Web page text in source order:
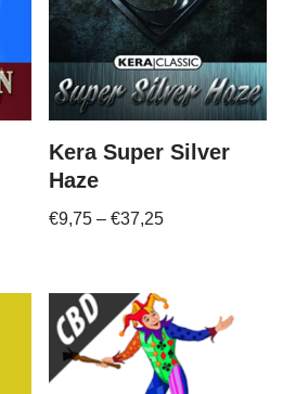
Kera Super Silver
Haze
€9,75 –€37,25